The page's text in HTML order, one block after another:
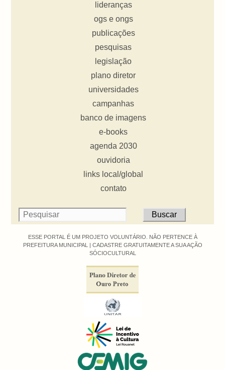
lideranças
ogs e ongs
publicações
pesquisas
legislação
plano diretor
universidades
campanhas
banco de imagens
e-books
agenda 2030
ouvidoria
links local/global
contato
ESSE PORTAL É UM PROJETO VOLUNTÁRIO. NÃO PERTENCE À
PREFEITURA MUNICIPAL | CADASTRE GRATUITAMENTE A SUA AÇÃO
SÓCIOCULTURAL